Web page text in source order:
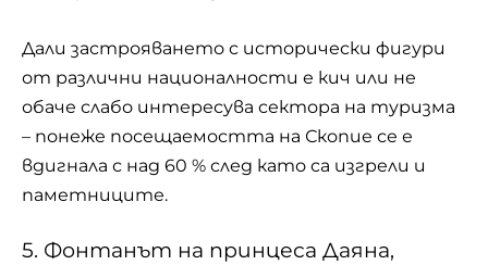
Дали застрояването с исторически фигури
от различни националности е кич или не
обаче слабо интересува сектора на туризма
– понеже посещаемостта на Скопие се е
вдигнала с над 60 % след като са изгрели и
паметниците.
5. Фонтанът на принцеса Даяна,